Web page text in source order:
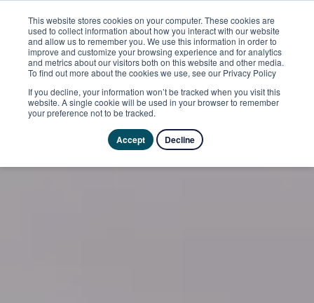
This website stores cookies on your computer. These cookies are
used to collect information about how you interact with our website
and allow us to remember you. We use this information in order to
improve and customize your browsing experience and for analytics
and metrics about our visitors both on this website and other media.
To find out more about the cookies we use, see our Privacy Policy
If you decline, your information won’t be tracked when you visit this
website. A single cookie will be used in your browser to remember
your preference not to be tracked.
Accept Decline